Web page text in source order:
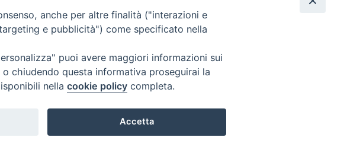
anche per altre finalità ("interazioni e
e pubblicità") come specificato nella
puoi avere maggiori informazioni sui
chiudendo questa informativa proseguirai la
nella cookie policy completa.
Accetta